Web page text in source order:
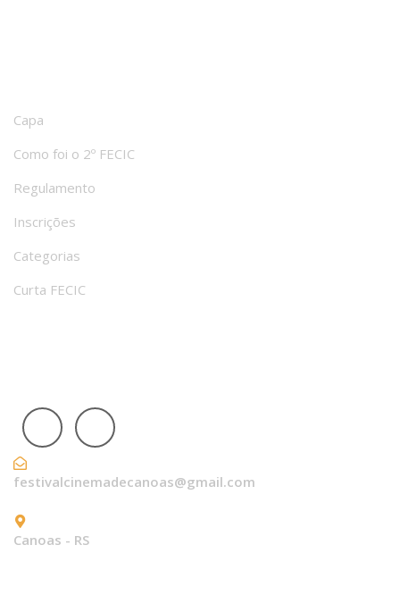
Capa
Como foi o 2º FECIC
Regulamento
Inscrições
Categorias
Curta FECIC
festivalcinemadecanoas@gmail.com
Canoas - RS